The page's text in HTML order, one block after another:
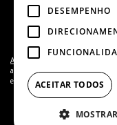
Aviso de complementaridade:
A
antes complementa a relação
em caso de dúvida deverá
DESEMPENHO
ACEITAR TODOS